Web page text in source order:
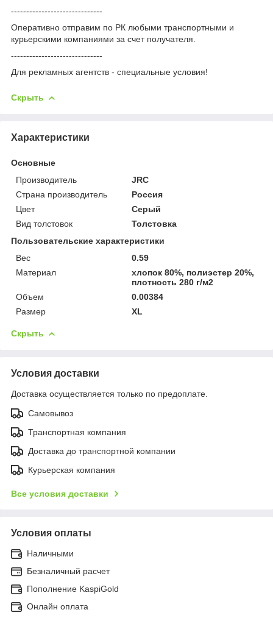
------------------------------
Оперативно отправим по РК любыми транспортными и
курьерскими компаниями за счет получателя.
------------------------------
Для рекламных агентств - специальные условия!
Скрыть
Характеристики
Основные
Производитель
JRC
Страна производитель
Россия
Цвет
Серый
Вид толстовок
Толстовка
Пользовательские характеристики
Вес
0.59
Материал
хлопок 80%, полиэстер 20%,
плотность 280 г/м2
Объем
0.00384
Размер
XL
Скрыть
Условия доставки
Доставка осуществляется только по предоплате.
Самовывоз
Транспортная компания
Доставка до транспортной компании
Курьерская компания
Все условия доставки
Условия оплаты
Наличными
Безналичный расчет
Пополнение KaspiGold
Онлайн оплата